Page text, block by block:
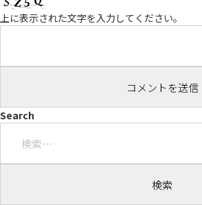
上に表示された文字を入力してください。
Search